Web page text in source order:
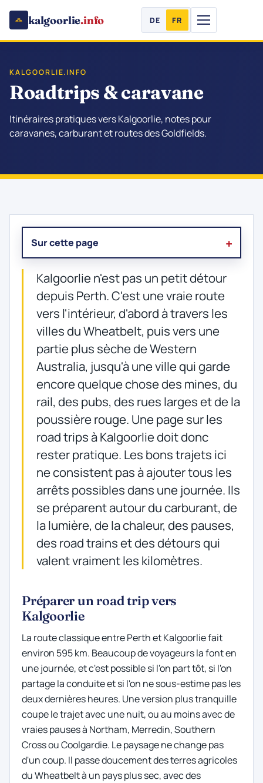
kalgoorlie.info DE FR
KALGOORLIE.INFO
Roadtrips & caravane
Itinéraires pratiques vers Kalgoorlie, notes pour
caravanes, carburant et routes des Goldfields.
Sur cette page
Kalgoorlie n'est pas un petit détour
depuis Perth. C'est une vraie route
vers l'intérieur, d'abord à travers les
villes du Wheatbelt, puis vers une
partie plus sèche de Western
Australia, jusqu'à une ville qui garde
encore quelque chose des mines, du
rail, des pubs, des rues larges et de la
poussière rouge. Une page sur les
road trips à Kalgoorlie doit donc
rester pratique. Les bons trajets ici
ne consistent pas à ajouter tous les
arrêts possibles dans une journée. Ils
se préparent autour du carburant, de
la lumière, de la chaleur, des pauses,
des road trains et des détours qui
valent vraiment les kilomètres.
Préparer un road trip vers
Kalgoorlie
La route classique entre Perth et Kalgoorlie fait
environ 595 km. Beaucoup de voyageurs la font en
une journée, et c'est possible si l'on part tôt, si l'on
partage la conduite et si l'on ne sous-estime pas les
deux dernières heures. Une version plus tranquille
coupe le trajet avec une nuit, ou au moins avec de
vraies pauses à Northam, Merredin, Southern
Cross ou Coolgardie. Le paysage ne change pas
d'un coup. Il passe doucement des terres agricoles
du Wheatbelt à un pays plus sec, avec des